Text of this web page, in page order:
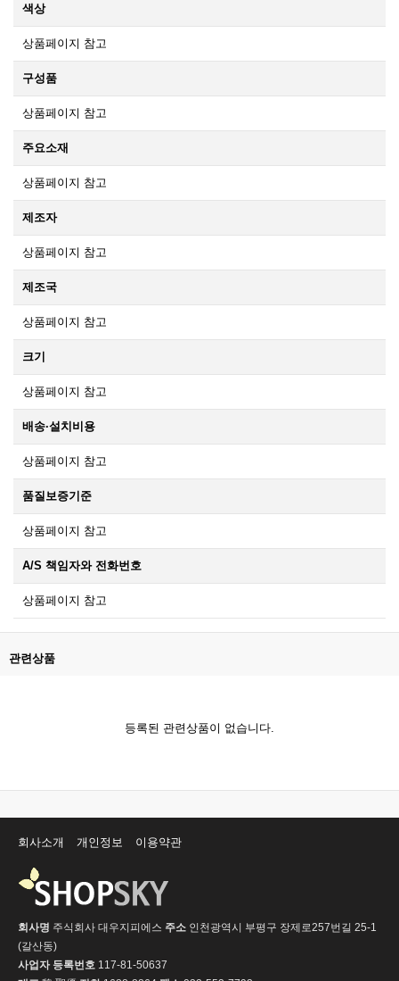
색상
상품페이지 참고
구성품
상품페이지 참고
주요소재
상품페이지 참고
제조자
상품페이지 참고
제조국
상품페이지 참고
크기
상품페이지 참고
배송·설치비용
상품페이지 참고
품질보증기준
상품페이지 참고
A/S 책임자와 전화번호
상품페이지 참고
관련상품
등록된 관련상품이 없습니다.
회사소개 개인정보 이용약관
회사명 주식회사 대우지피에스 주소 인천광역시 부평구 장제로257번길 25-1
(갈산동)
사업자 등록번호 117-81-50637